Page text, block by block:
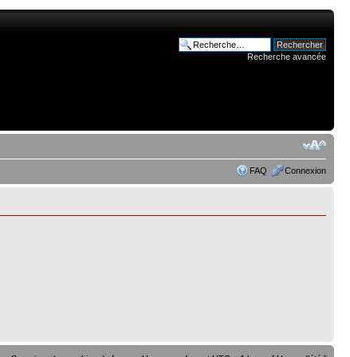
Recherche avancée
FAQ Connexion